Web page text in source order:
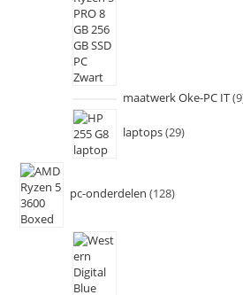
maatwerk Oke-PC IT 9
laptops 29
pc-onderdelen 128